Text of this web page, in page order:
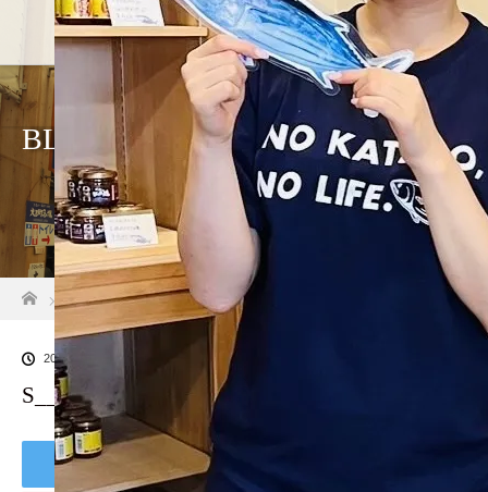
ホーム 店舗紹介 アクセス・駐
BLOG
ホーム
ブログ一覧 S__36888639_0 – コピー
2024.08.12
S__36888639_0 – コピー